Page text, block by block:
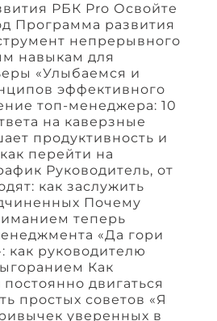
РБК Pro Освойте
Программа развития
непрерывного
навыкам для
«Улыбаемся и
эффективного
топ-менеджера: 10
на каверзные
продуктивность и
перейти на
Руководитель, от
как заслужить
Почему
теперь
«Да гори
как руководителю
Как
постоянно двигаться
простых советов «Я
уверенных в